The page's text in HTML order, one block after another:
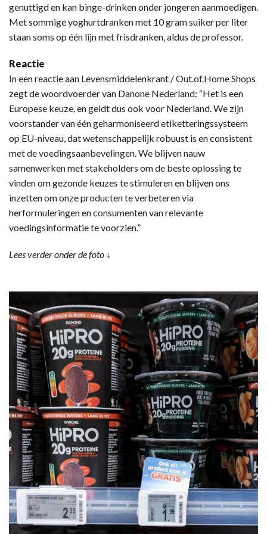
genuttigd en kan binge-drinken onder jongeren aanmoedigen.
Met sommige yoghurtdranken met 10 gram suiker per liter
staan soms op één lijn met frisdranken, aldus de professor.
Reactie
In een reactie aan Levensmiddelenkrant / Out.of.Home Shops
zegt de woordvoerder van Danone Nederland: “Het is een
Europese keuze, en geldt dus ook voor Nederland. We zijn
voorstander van één geharmoniseerd etiketteringssysteem
op EU-niveau, dat wetenschappelijk robuust is en consistent
met de voedingsaanbevelingen. We blijven nauw
samenwerken met stakeholders om de beste oplossing te
vinden om gezonde keuzes te stimuleren en blijven ons
inzetten om onze producten te verbeteren via
herformuleringen en consumenten van relevante
voedingsinformatie te voorzien.”
Lees verder onder de foto ↓